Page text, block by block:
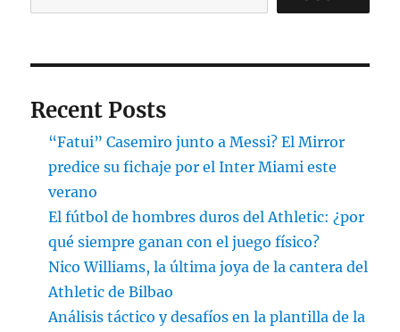
Recent Posts
“Fatui” Casemiro junto a Messi? El Mirror
predice su fichaje por el Inter Miami este
verano
El fútbol de hombres duros del Athletic: ¿por
qué siempre ganan con el juego físico?
Nico Williams, la última joya de la cantera del
Athletic de Bilbao
Análisis táctico y desafíos en la plantilla de la